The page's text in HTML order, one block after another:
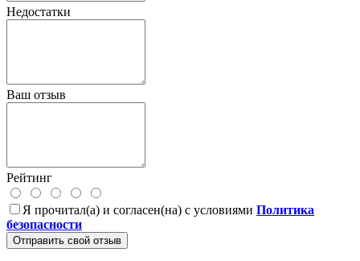
Недостатки
Ваш отзыв
Рейтинг
Я прочитал(а) и согласен(на) с условиями Политика
безопасности
Отправить свой отзыв